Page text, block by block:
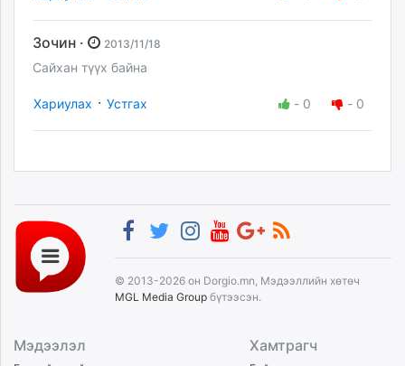
Зочин · 2013/11/18
Сайхан түүх байна
Хариулах · Устгах - 0 - 0
© 2013-2026 он Dorgio.mn, Мэдээллийн хөтөч
MGL Media Group бүтээсэн.
Мэдээлэл Хамтрагч